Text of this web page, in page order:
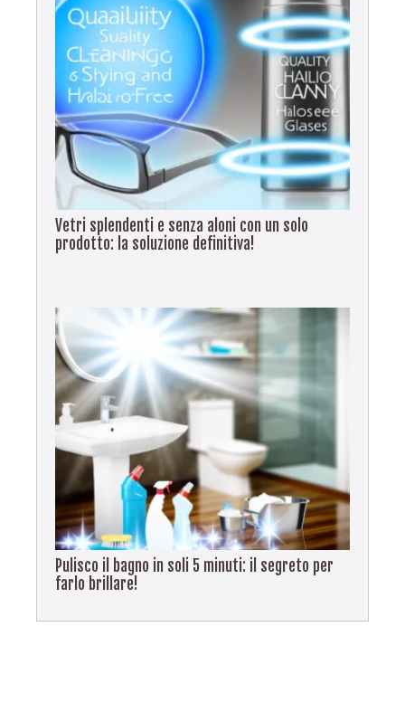
Vetri splendenti e senza aloni con un solo
prodotto: la soluzione definitiva!
Pulisco il bagno in soli 5 minuti: il segreto per
farlo brillare!